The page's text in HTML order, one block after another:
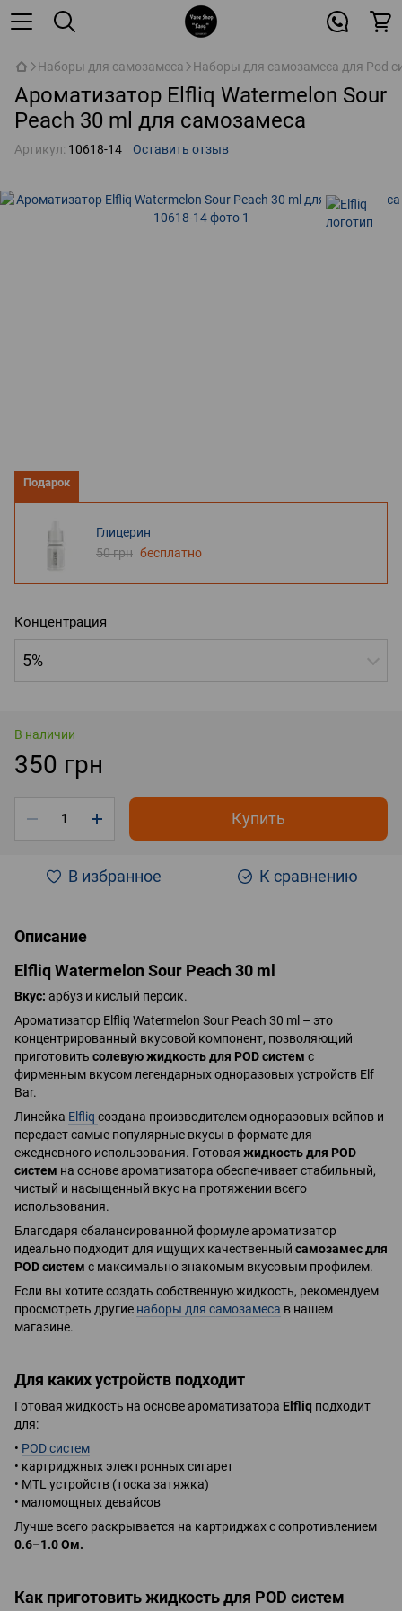
Наборы для самозамеса Наборы для самозамеса для Pod
Ароматизатор Elfliq Watermelon Sour
Peach 30 ml для самозамеса
Артикул: 10618-14 Оставить отзыв
Подарок
Глицерин
50 грн бесплатно
Концентрация
5%
В наличии
350 грн
Купить
В избранное К сравнению
Описание
Elfliq Watermelon Sour Peach 30 ml
Вкус: арбуз и кислый персик.
Ароматизатор Elfliq Watermelon Sour Peach 30 ml – это
концентрированный вкусовой компонент, позволяющий
приготовить солевую жидкость для POD систем с
фирменным вкусом легендарных одноразовых устройств Elf
Bar.
Линейка Elfliq создана производителем одноразовых вейпов и
передает самые популярные вкусы в формате для
ежедневного использования. Готовая жидкость для POD
систем на основе ароматизатора обеспечивает стабильный,
чистый и насыщенный вкус на протяжении всего
использования.
Благодаря сбалансированной формуле ароматизатор
идеально подходит для ищущих качественный самозамес для
POD систем с максимально знакомым вкусовым профилем.
Если вы хотите создать собственную жидкость, рекомендуем
просмотреть другие наборы для самозамеса в нашем
магазине.
Для каких устройств подходит
Готовая жидкость на основе ароматизатора Elfliq подходит
для:
• POD систем
• картриджных электронных сигарет
• MTL устройств (тоска затяжка)
• маломощных девайсов
Лучше всего раскрывается на картриджах с сопротивлением
0.6–1.0 Ом.
Как приготовить жидкость для POD систем